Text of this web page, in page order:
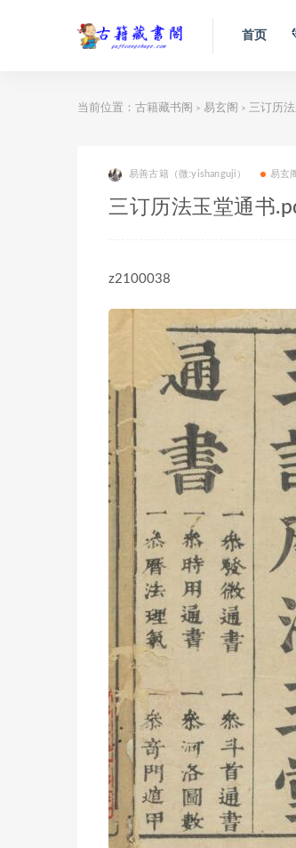
首页
当前位置： 古籍藏书阁 > 易玄阁 > 三订历
易善古籍（微:yishanguji） 易玄
三订历法玉堂通书
z2100038